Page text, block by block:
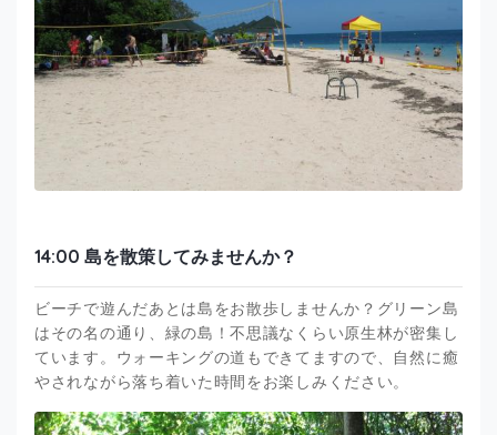
14:00 島を散策してみませんか？
ビーチで遊んだあとは島をお散歩しませんか？グリーン島
はその名の通り、緑の島！不思議なくらい原生林が密集し
ています。ウォーキングの道もできてますので、自然に癒
やされながら落ち着いた時間をお楽しみください。